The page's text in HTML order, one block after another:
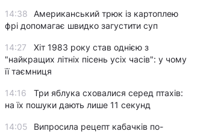
14:38
Американський трюк із картоплею
фрі допомагає швидко загустити суп
14:27
Хіт 1983 року став однією з
"найкращих літніх пісень усіх часів": у чому
її таємниця
14:16
Три яблука сховалися серед птахів:
на їх пошуки дають лише 11 секунд
14:05
Випросила рецепт кабачків по-